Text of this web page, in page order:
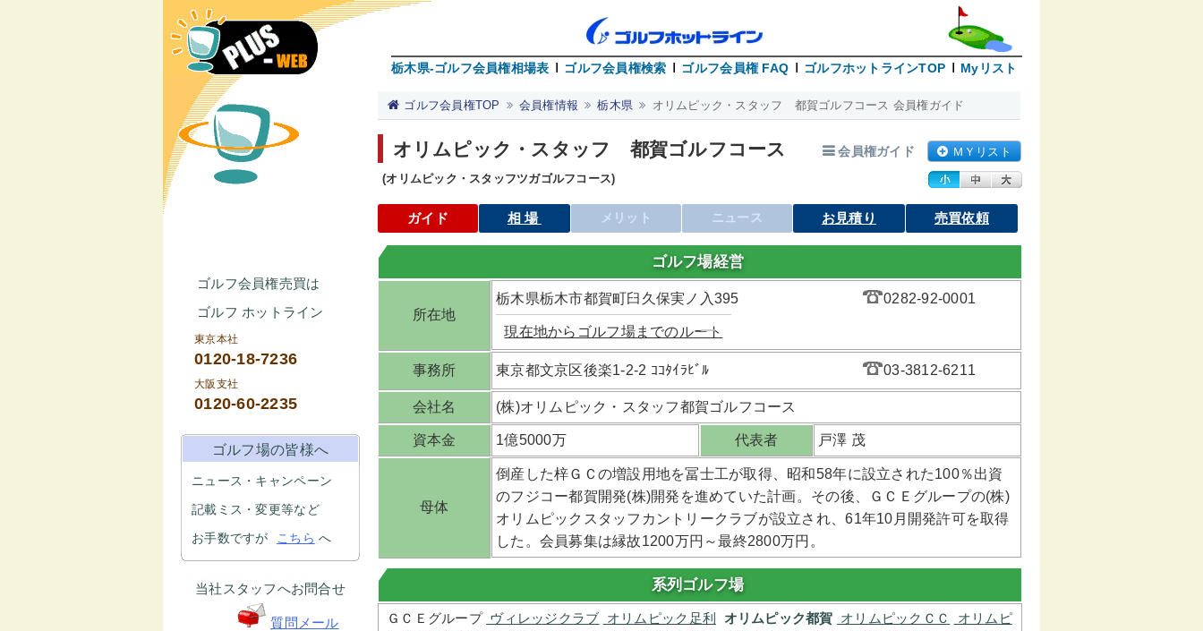
栃木県-ゴルフ会員権相場表 ゴルフ会員権検索 ゴルフ会員権 FAQ ゴルフホットラインTOP Myリスト
ゴルフ会員権売買は
ゴルフ ホットライン
東京本社
0120-18-7236
大阪支社
0120-60-2235
ゴルフ場の皆様へ
ニュース・キャンペーン
記載ミス・変更等など
お手数ですが
こちら へ
当社スタッフへお問合せ
質問メール
ゴルフ会員権TOP 会員権情報 栃木県 オリムピック・スタッフ 都賀ゴルフコース 会員権ガイド
オリムピック・スタッフ 都賀ゴルフコース 会員権ガイド ＭＹリスト
(オリムピック・スタッフツガゴルフコース)
ガイド 相場 メリット ニュース お見積り 売買依頼
ゴルフ場経営
所在地
栃木県栃木市都賀町臼久保実ノ入395
現在地からゴルフ場までのルート
0282-92-0001
事務所 東京都文京区後楽1-2-2 ｺｺﾀｲﾗﾋﾞﾙ 03-3812-6211
会社名 (株)オリムピック・スタッフ都賀ゴルフコース
資本金 1億5000万 代表者 戸澤 茂
母体
倒産した梓ＧＣの増設用地を冨士工が取得、昭和58年に設立された100％出資
のフジコー都賀開発(株)開発を進めていた計画。その後、ＧＣＥグループの(株)
オリムピックスタッフカントリークラブが設立され、61年10月開発許可を取得
した。会員募集は縁故1200万円～最終2800万円。
系列ゴルフ場
ＧＣＥグループ ヴィレッジクラブ オリムピック足利 オリムピック都賀 オリムピックＣＣ
オリムピ